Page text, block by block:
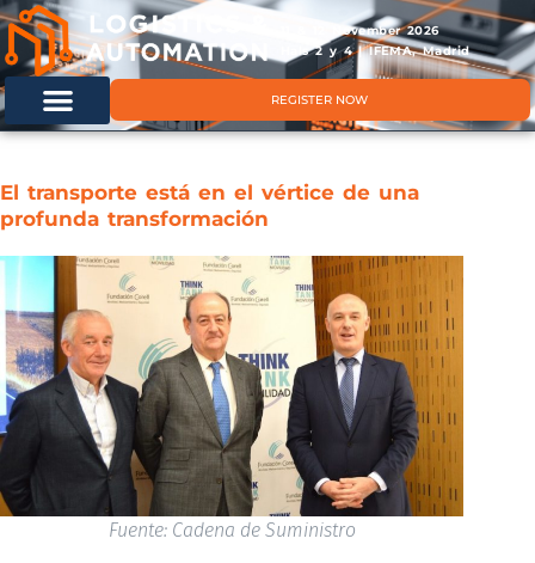
11 & 12 November 2026
Hals 2 y 4 | IFEMA, Madrid
REGISTER NOW
El transporte está en el vértice de una
profunda transformación
Fuente: Cadena de Suministro